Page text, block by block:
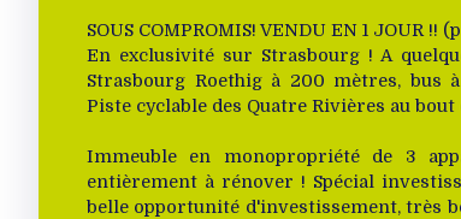
SOUS COMPROMIS! VENDU EN 1 JOUR !!
En exclusivité sur Strasbourg ! A
Strasbourg Roethig à 200 mètres, bus
Piste cyclable des Quatre Rivières au bout
Immeuble en monopropriété de 3
entièrement à rénover ! Spécial
belle opportunité d'investissement, très